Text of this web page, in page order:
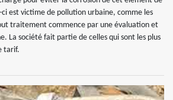
est victime de pollution urbaine, comme les
traitement commence par une évaluation et
La société fait partie de celles qui sont les plus
tarif.